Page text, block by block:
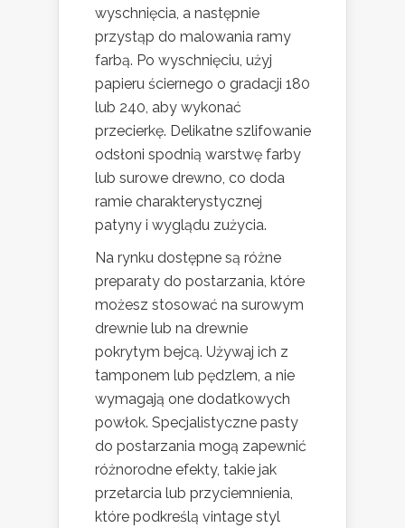
wyschnięcia, a następnie
przystąp do malowania ramy
farbą. Po wyschnięciu, użyj
papieru ściernego o gradacji 180
lub 240, aby wykonać
przecierkę. Delikatne szlifowanie
odsłoni spodnią warstwę farby
lub surowe drewno, co doda
ramie charakterystycznej
patyny i wyglądu zużycia.
Na rynku dostępne są różne
preparaty do postarzania, które
możesz stosować na surowym
drewnie lub na drewnie
pokrytym bejcą. Używaj ich z
tamponem lub pędzlem, a nie
wymagają one dodatkowych
powłok. Specjalistyczne pasty
do postarzania mogą zapewnić
różnorodne efekty, takie jak
przetarcia lub przyciemnienia,
które podkreślą vintage styl